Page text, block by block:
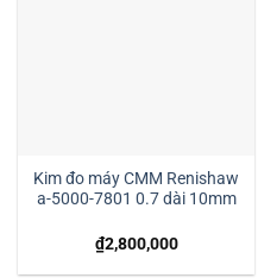
Kim đo máy CMM Renishaw
a-5000-7801 0.7 dài 10mm
₫2,800,000